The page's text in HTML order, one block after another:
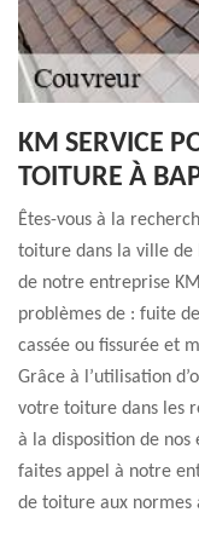
KM SERVICE
TOITURE À
Êtes-vous à la
toiture dans la ville de
de notre entreprise
problèmes de : fuite
cassée ou fissurée et
Grâce à l’utilisation
votre toiture dans les
à la disposition de nos
faites appel à notre
de toiture aux normes